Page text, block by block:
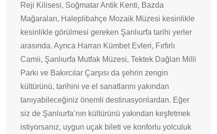
Reji Kilisesi, Soğmatar Antik Kenti, Bazda
Mağaraları, Haleplibahçe Mozaik Müzesi kesinlikle
kesinlikle görülmesi gereken Şanlıurfa tarihi yerler
arasında. Ayrıca Harran Kümbet Evleri, Fırfırlı
Camii, Şanlıurfa Mutfak Müzesi, Tektek Dağları Milli
Parkı ve Bakırcılar Çarşısı da şehrin zengin
kültürünü, tarihini ve el sanatlarını yakından
tanıyabileceğiniz önemli destinasyonlardan. Eğer
siz de Şanlıurfa’nın kültürünü yakından keşfetmek
istiyorsanız, uygun uçak bileti ve konforlu yolculuk